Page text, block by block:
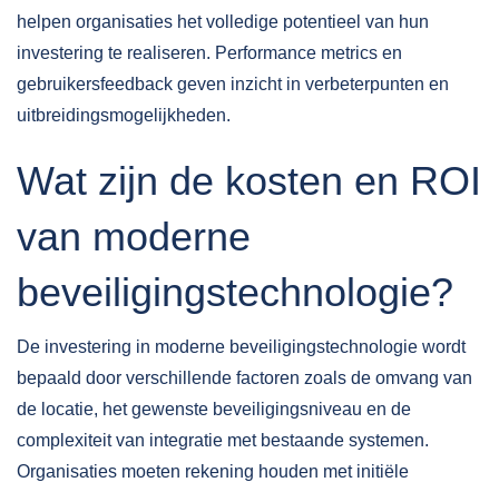
helpen organisaties het volledige potentieel van hun
investering te realiseren. Performance metrics en
gebruikersfeedback geven inzicht in verbeterpunten en
uitbreidingsmogelijkheden.
Wat zijn de kosten en ROI
van moderne
beveiligingstechnologie?
De investering in moderne beveiligingstechnologie wordt
bepaald door verschillende factoren zoals de omvang van
de locatie, het gewenste beveiligingsniveau en de
complexiteit van integratie met bestaande systemen.
Organisaties moeten rekening houden met initiële